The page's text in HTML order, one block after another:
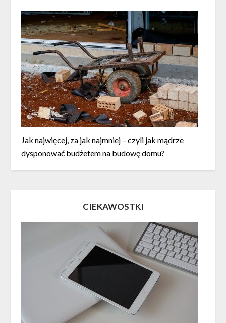
Jak najwięcej, za jak najmniej – czyli jak mądrze
dysponować budżetem na budowę domu?
CIEKAWOSTKI